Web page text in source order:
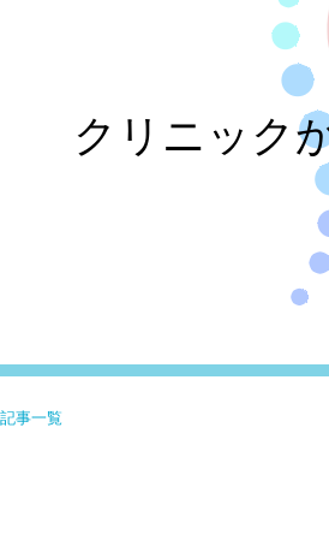
2026年7月の診療について
クリニック
事一覧